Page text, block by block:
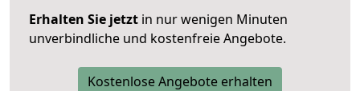
Erhalten Sie jetzt in nur wenigen Minuten
unverbindliche und kostenfreie Angebote.
Kostenlose Angebote erhalten